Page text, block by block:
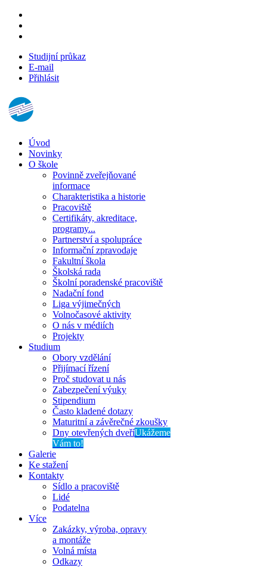
Studijní průkaz
E-mail
Přihlásit
Úvod
Novinky
O škole
Povinně zveřejňované
informace
Charakteristika a historie
Pracoviště
Certifikáty, akreditace,
programy...
Partnerství a spolupráce
Informační zpravodaje
Fakultní škola
Školská rada
Školní poradenské pracoviště
Nadační fond
Liga výjimečných
Volnočasové aktivity
O nás v médiích
Projekty
Studium
Obory vzdělání
Přijímací řízení
Proč studovat u nás
Zabezpečení výuky
Stipendium
Často kladené dotazy
Maturitní a závěrečné zkoušky
Dny otevřených dveříUkážeme
Vám to!
Galerie
Ke stažení
Kontakty
Sídlo a pracoviště
Lidé
Podatelna
Více
Zakázky, výroba, opravy
a montáže
Volná místa
Odkazy